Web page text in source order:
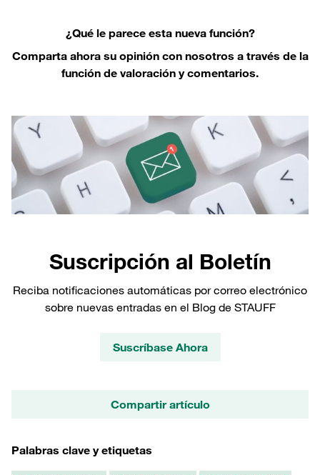
¿Qué le parece esta nueva función?
Comparta ahora su opinión con nosotros a través de la
función de valoración y comentarios.
Suscripción al Boletín
Reciba notificaciones automáticas por correo electrónico
sobre nuevas entradas en el Blog de STAUFF
Suscríbase Ahora
Compartir artículo
Palabras clave y etiquetas